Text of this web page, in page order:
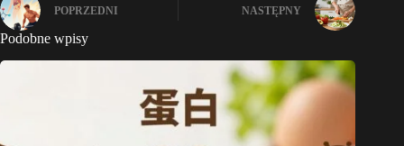
POPRZEDNI NASTĘPNY
Podobne wpisy